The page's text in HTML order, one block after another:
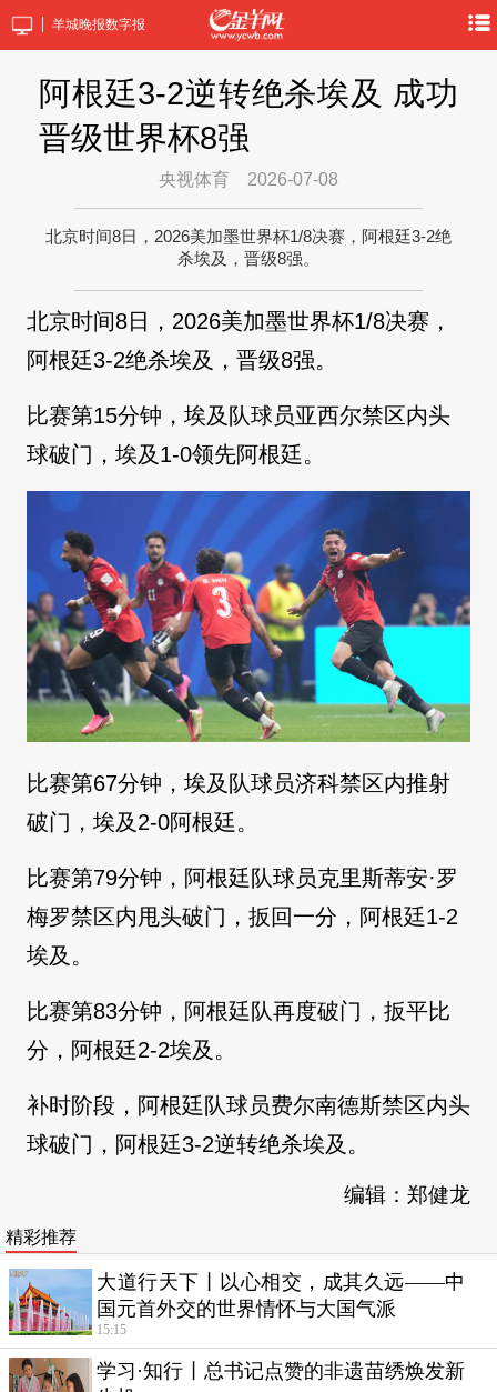
羊城晚报数字报
阿根廷3-2逆转绝杀埃及 成功
晋级世界杯8强
央视体育 2026-07-08
北京时间8日，2026美加墨世界杯1/8决赛，阿根廷3-2绝
杀埃及，晋级8强。
北京时间8日，2026美加墨世界杯1/8决赛，
阿根廷3-2绝杀埃及，晋级8强。
比赛第15分钟，埃及队球员亚西尔禁区内头
球破门，埃及1-0领先阿根廷。
比赛第67分钟，埃及队球员济科禁区内推射
破门，埃及2-0阿根廷。
比赛第79分钟，阿根廷队球员克里斯蒂安·罗
梅罗禁区内甩头破门，扳回一分，阿根廷1-2
埃及。
比赛第83分钟，阿根廷队再度破门，扳平比
分，阿根廷2-2埃及。
补时阶段，阿根廷队球员费尔南德斯禁区内头
球破门，阿根廷3-2逆转绝杀埃及。
编辑：郑健龙
精彩推荐